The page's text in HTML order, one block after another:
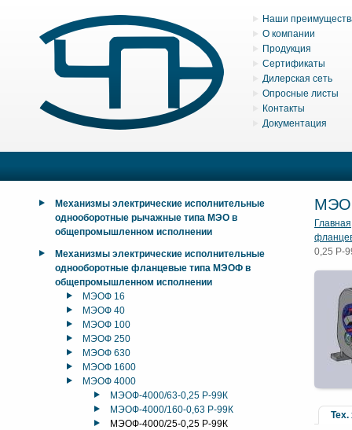
Наши
О компании
Продукция
Сертификаты
Дилерская сеть
Опросные листы
Контакты
Документация
Механизмы электрические исполнительные
однооборотные рычажные типа МЭО в
общепромышленном исполнении
Механизмы электрические исполнительные
однооборотные фланцевые типа МЭОФ в
общепромышленном исполнении
МЭОФ 16
МЭОФ 40
МЭОФ 100
МЭОФ 250
МЭОФ 630
МЭОФ 1600
МЭОФ 4000
МЭОФ-4000/63-0,25 Р-99К
МЭОФ-4000/160-0,63 Р-99К
МЭОФ-4000/25-0,25 Р-99К
Главная
0,25 Р-
Тех.